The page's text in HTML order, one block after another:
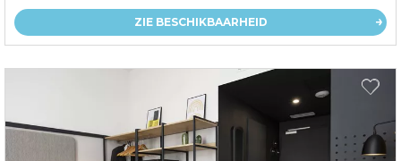
ZIE BESCHIKBAARHEID